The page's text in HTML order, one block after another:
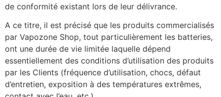
de conformité existant lors de leur délivrance.
A ce titre, il est précisé que les produits commercialisés
par Vapozone Shop, tout particulièrement les batteries,
ont une durée de vie limitée laquelle dépend
essentiellement des conditions d’utilisation des produits
par les Clients (fréquence d’utilisation, chocs, défaut
d’entretien, exposition à des températures extrêmes,